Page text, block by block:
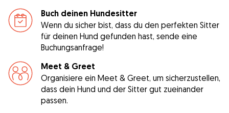
Buch deinen Hundesitter
Wenn du sicher bist, dass du den perfekten Sitter
für deinen Hund gefunden hast, sende eine
Buchungsanfrage!
Meet & Greet
Organisiere ein Meet & Greet, um sicherzustellen,
dass dein Hund und der Sitter gut zueinander
passen.